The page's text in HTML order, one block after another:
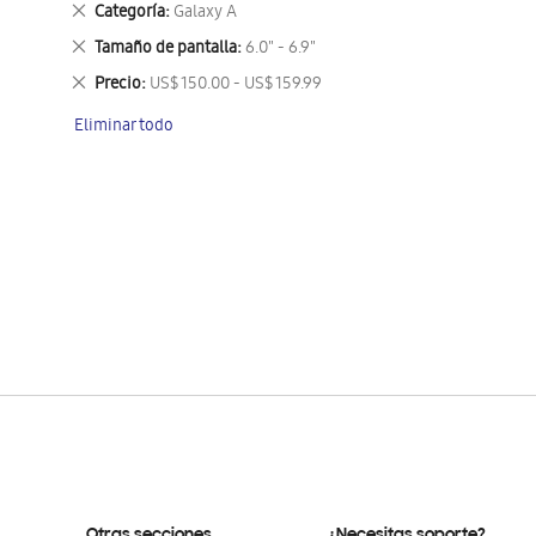
Categoría Galaxy A
Eliminar
este
artículo
Tamaño de pantalla 6.0" - 6.9"
Eliminar
este
artículo
Precio US$ 150.00 - US$ 159.99
Eliminar
artículo
Eliminar todo